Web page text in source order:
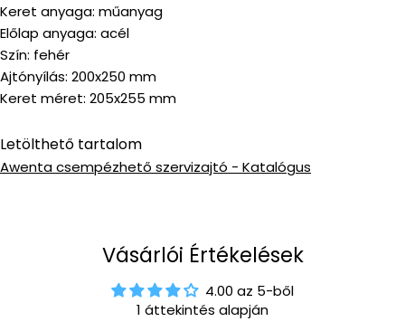
Keret anyaga: műanyag
Előlap anyaga: acél
Szín: fehér
Ajtónyílás: 200x250 mm
Keret méret: 205x255 mm
Letölthető tartalom
Awenta csempézhető szervizajtó - Katalógus
Vásárlói Értékelések
4.00 az 5-ből
1 áttekintés alapján